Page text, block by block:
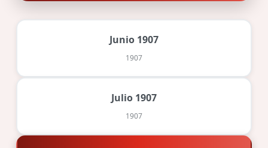
Junio 1907
1907
Julio 1907
1907